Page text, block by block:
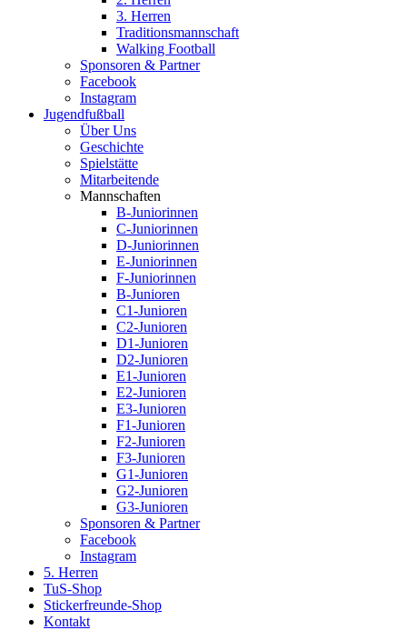
3. Herren
Traditionsmannschaft
Walking Football
Sponsoren & Partner
Facebook
Instagram
Jugendfußball
Über Uns
Geschichte
Spielstätte
Mitarbeitende
Mannschaften
B-Juniorinnen
C-Juniorinnen
D-Juniorinnen
E-Juniorinnen
F-Juniorinnen
B-Junioren
C1-Junioren
C2-Junioren
D1-Junioren
D2-Junioren
E1-Junioren
E2-Junioren
E3-Junioren
F1-Junioren
F2-Junioren
F3-Junioren
G1-Junioren
G2-Junioren
G3-Junioren
Sponsoren & Partner
Facebook
Instagram
5. Herren
TuS-Shop
Stickerfreunde-Shop
Kontakt